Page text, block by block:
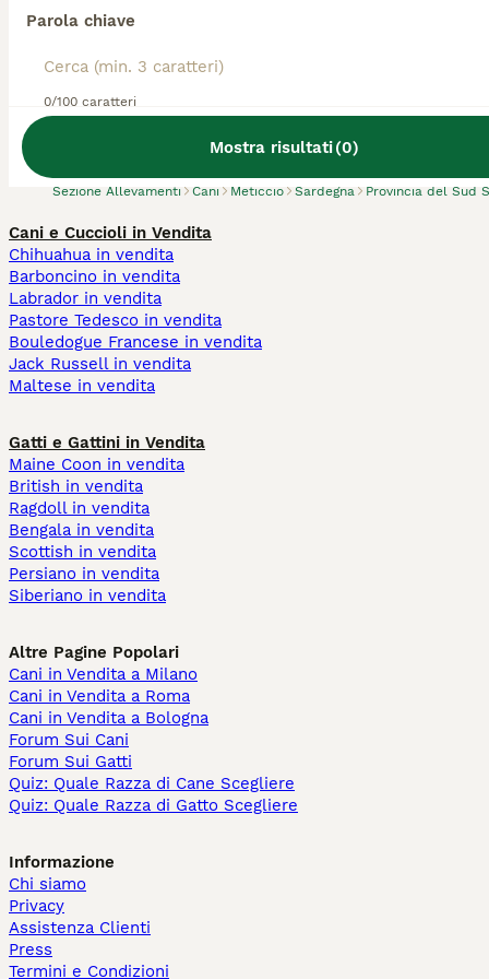
Parola chiave
0/100 caratteri
Mostra risultati(0)
Sezione Allevamenti Cani Meticcio Sardegna Provincia del Sud
Cani e Cuccioli in Vendita
Chihuahua in vendita
Barboncino in vendita
Labrador in vendita
Pastore Tedesco in vendita
Bouledogue Francese in vendita
Jack Russell in vendita
Maltese in vendita
Gatti e Gattini in Vendita
Maine Coon in vendita
British in vendita
Ragdoll in vendita
Bengala in vendita
Scottish in vendita
Persiano in vendita
Siberiano in vendita
Altre Pagine Popolari
Cani in Vendita a Milano
Cani in Vendita a Roma
Cani in Vendita a Bologna
Forum Sui Cani
Forum Sui Gatti
Quiz: Quale Razza di Cane Scegliere
Quiz: Quale Razza di Gatto Scegliere
Informazione
Chi siamo
Privacy
Assistenza Clienti
Press
Termini e Condizioni